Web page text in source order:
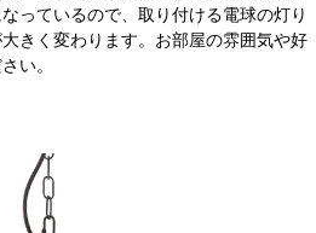
っているので、取り付ける電球の灯り
きく変わります。お部屋の雰囲気や好
い。